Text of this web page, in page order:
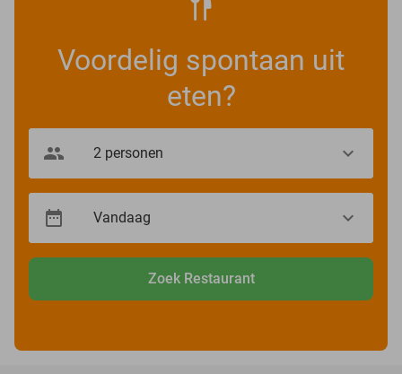
Voordelig spontaan uit
eten?
Zoek Restaurant